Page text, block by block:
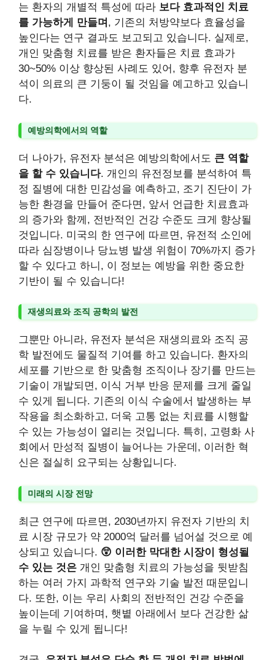
는 환자의 개별적 특성에 따라 보다 효과적인 치료
를 가능하게 만들며 , 기존의 처방약보다 효율성을
높인다는 연구 결과도 보고되고 있습니다. 실제로,
개인 맞춤형 치료를 받은 환자들은 치료 효과가
30~50% 이상 향상된 사례도 있어, 향후 유전자 분
석이 의료의 큰 기둥이 될 것임을 예고하고 있습니
다.
예방의학에서의 역할
더 나아가, 유전자 분석은 예방의학에서도 큰 역할
을 할 수 있습니다. 개인의 유전정보를 분석하여 특
정 질병에 대한 민감성을 예측하고, 조기 진단이 가
능한 환경을 만들어 준다면, 앞서 언급한 치료효과
의 증가와 함께, 전반적인 건강 수준도 크게 향상될
것입니다. 미국의 한 연구에 따르면, 유전적 소인에
따라 심장병이나 당뇨병 발생 위험이 70%까지 증가
할 수 있다고 하니, 이 정보는 예방을 위한 중요한
기반이 될 수 있습니다!
재생의료와 조직 공학의 발전
그뿐만 아니라, 유전자 분석은 재생의료와 조직 공
학 발전에도 물질적 기여를 하고 있습니다. 환자의
세포를 기반으로 한 맞춤형 조직이나 장기를 만드는
기술이 개발되면, 이식 거부 반응 문제를 크게 줄일
수 있게 됩니다. 기존의 이식 수술에서 발생하는 부
작용을 최소화하고, 더욱 고통 없는 치료를 시행할
수 있는 가능성이 열리는 것입니다. 특히, 고령화 사
회에서 만성적 질병이 늘어나는 가운데, 이러한 혁
신은 절실히 요구되는 상황입니다.
미래의 시장 전망
최근 연구에 따르면, 2030년까지 유전자 기반의 치
료 시장 규모가 약 2000억 달러를 넘어설 것으로 예
상되고 있습니다. 😲 이러한 막대한 시장이 형성될
수 있는 것은 개인 맞춤형 치료의 가능성을 뒷받침
하는 여러 가지 과학적 연구와 기술 발전 때문입니
다. 또한, 이는 우리 사회의 전반적인 건강 수준을
높이는데 기여하며, 햇볕 아래에서 보다 건강한 삶
을 누릴 수 있게 됩니다!